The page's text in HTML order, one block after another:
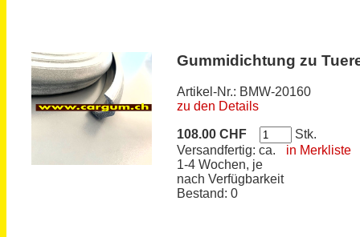
Gummidichtung zu
Artikel-Nr.: BMW-20160
zu den Details
108.00 CHF
Stk.
Versandfertig: ca.
1-4 Wochen, je
nach Verfügbarkeit
Bestand: 0
in Merkliste